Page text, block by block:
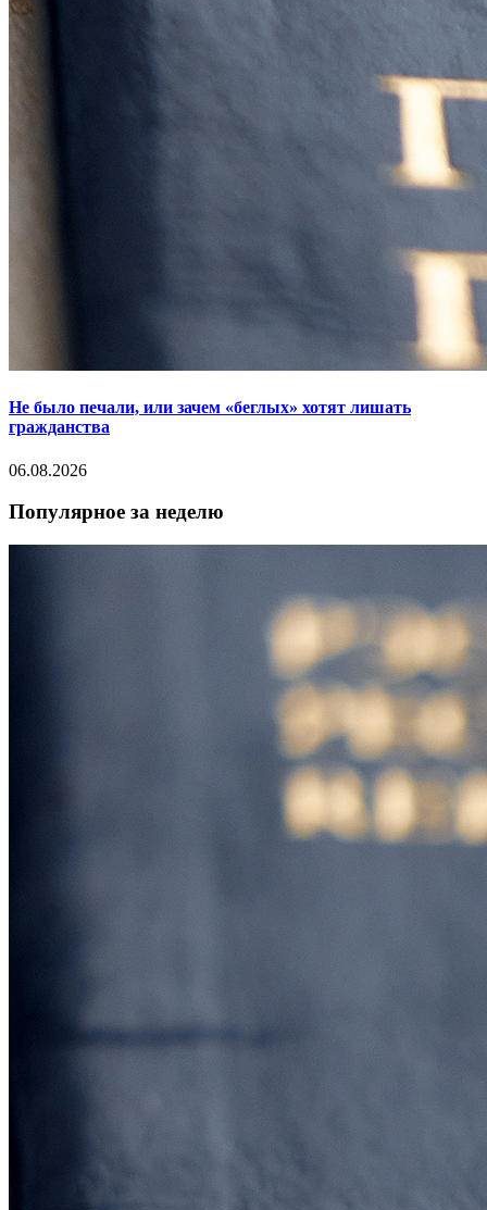
Не было печали, или зачем «беглых» хотят лишать
гражданства
06.08.2026
Популярное за неделю